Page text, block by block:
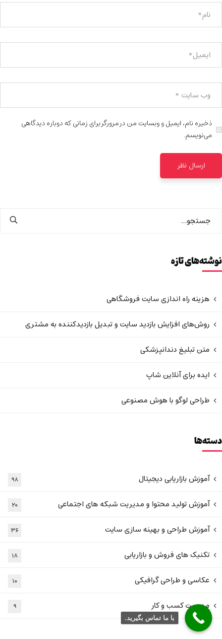
ذخیره نام، ایمیل و وبسایت من در مرورگر برای زمانی که دوباره دیدگاهی
می‌نویسم.
نوشته‌های تازه
هزینه راه اندازی سایت فروشگاهی
روش‌های افزایش بازدید سایت و تبدیل بازدیدکننده به مشتری
متن تبلیغ دندانپزشکی
ایده برای آنلاین شاپ
طراحی لوگو با هوش مصنوعی
دسته‌ها
آموزش بازاریابی دیجیتال ۹۸
آموزش تولید محتوا و مدیریت شبکه های اجتماعی ۲۰
آموزش طراحی و بهینه سازی سایت ۳۶
تکنیک های فروش و بازاریابی ۱۸
عکاسی و طراحی گرافیکی ۱۰
مدیریت کسب و کار ۹
با ما تماس بگیرید.